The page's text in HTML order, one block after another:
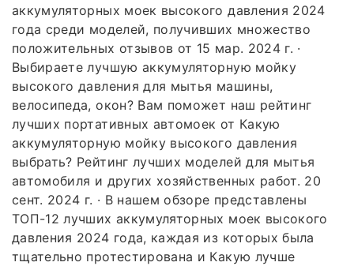
аккумуляторных моек высокого давления 2024
года среди моделей, получивших множество
положительных отзывов от 15 мар. 2024 г. ·
Выбираете лучшую аккумуляторную мойку
высокого давления для мытья машины,
велосипеда, окон? Вам поможет наш рейтинг
лучших портативных автомоек от Какую
аккумуляторную мойку высокого давления
выбрать? Рейтинг лучших моделей для мытья
автомобиля и других хозяйственных работ. 20
сент. 2024 г. · В нашем обзоре представлены
ТОП-12 лучших аккумуляторных моек высокого
давления 2024 года, каждая из которых была
тщательно протестирована и Какую лучше